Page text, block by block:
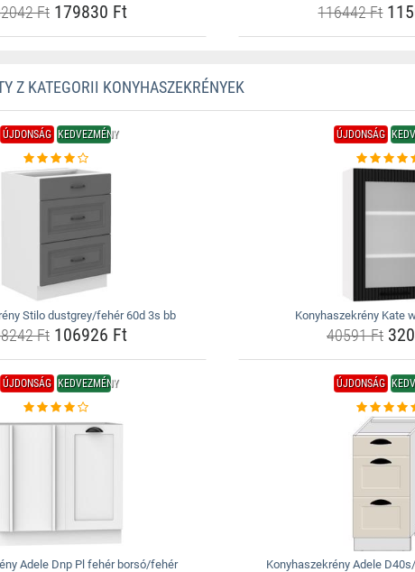
Ft179830 Ft 116442 Ft
Z KATEGORII KONYHASZEKRÉNYEK
ÚJDONSÁG KEDVEZMÉNY
Stilo dustgrey/fehér 60d 3s bb
Ft106926 Ft
ÚJDONSÁG
Konyhaszekrény Kate
40591 Ft
ÚJDONSÁG KEDVEZMÉNY
Adele Dnp Pl fehér borsó/fehér
ÚJDONSÁG
Konyhaszekrény Adele